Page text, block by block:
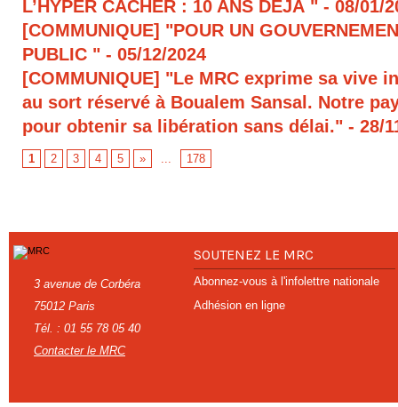
L’HYPER CACHER : 10 ANS DÉJÀ " - 08/01/
[COMMUNIQUE] "POUR UN
PUBLIC " - 05/12/2024
[COMMUNIQUE] "Le MRC exprime sa vive
au sort réservé à Boualem Sansal. Notre
pour obtenir sa libération sans délai." - 28/
1 2 3 4 5 » ... 178
3 avenue de Corbéra
75012 Paris
Tél. : 01 55 78 05 40
Contacter le MRC
SOUTENEZ LE MRC
Abonnez-vous à l'infolettre nationale
Adhésion en ligne